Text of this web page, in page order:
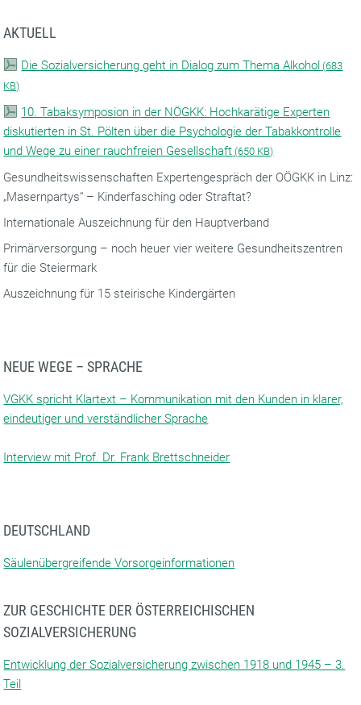
AKTUELL
Die Sozialversicherung geht in Dialog zum Thema Alkohol (683
KB)
10. Tabaksymposion in der NÖGKK: Hochkarätige Experten
diskutierten in St. Pölten über die Psychologie der Tabakkontrolle
und Wege zu einer rauchfreien Gesellschaft (650 KB)
Gesundheitswissenschaften Expertengespräch der OÖGKK in Linz:
„Masernpartys“ – Kinderfasching oder Straftat?
Internationale Auszeichnung für den Hauptverband
Primärversorgung – noch heuer vier weitere Gesundheitszentren
für die Steiermark
Auszeichnung für 15 steirische Kindergärten
NEUE WEGE – SPRACHE
VGKK spricht Klartext – Kommunikation mit den Kunden in klarer,
eindeutiger und verständlicher Sprache
Interview mit Prof. Dr. Frank Brettschneider
DEUTSCHLAND
Säulenübergreifende Vorsorgeinformationen
ZUR GESCHICHTE DER ÖSTERREICHISCHEN
SOZIALVERSICHERUNG
Entwicklung der Sozialversicherung zwischen 1918 und 1945 – 3.
Teil